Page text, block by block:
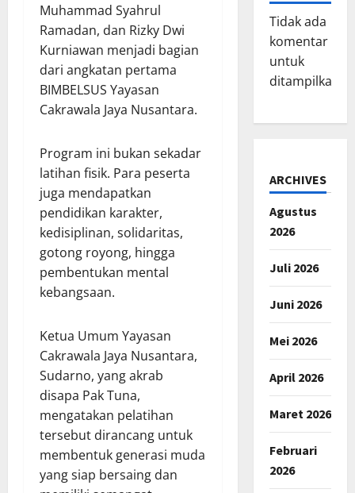
Muhammad Syahrul
Ramadan, dan Rizky Dwi
Kurniawan menjadi bagian
dari angkatan pertama
BIMBELSUS Yayasan
Cakrawala Jaya Nusantara.
Program ini bukan sekadar
latihan fisik. Para peserta
juga mendapatkan
pendidikan karakter,
kedisiplinan, solidaritas,
gotong royong, hingga
pembentukan mental
kebangsaan.
Ketua Umum Yayasan
Cakrawala Jaya Nusantara,
Sudarno, yang akrab
disapa Pak Tuna,
mengatakan pelatihan
tersebut dirancang untuk
membentuk generasi muda
yang siap bersaing dan
Tidak ada
komentar
untuk
ditampilkan.
ARCHIVES
Agustus
2026
Juli 2026
Juni 2026
Mei 2026
April 2026
Maret 2026
Februari
2026